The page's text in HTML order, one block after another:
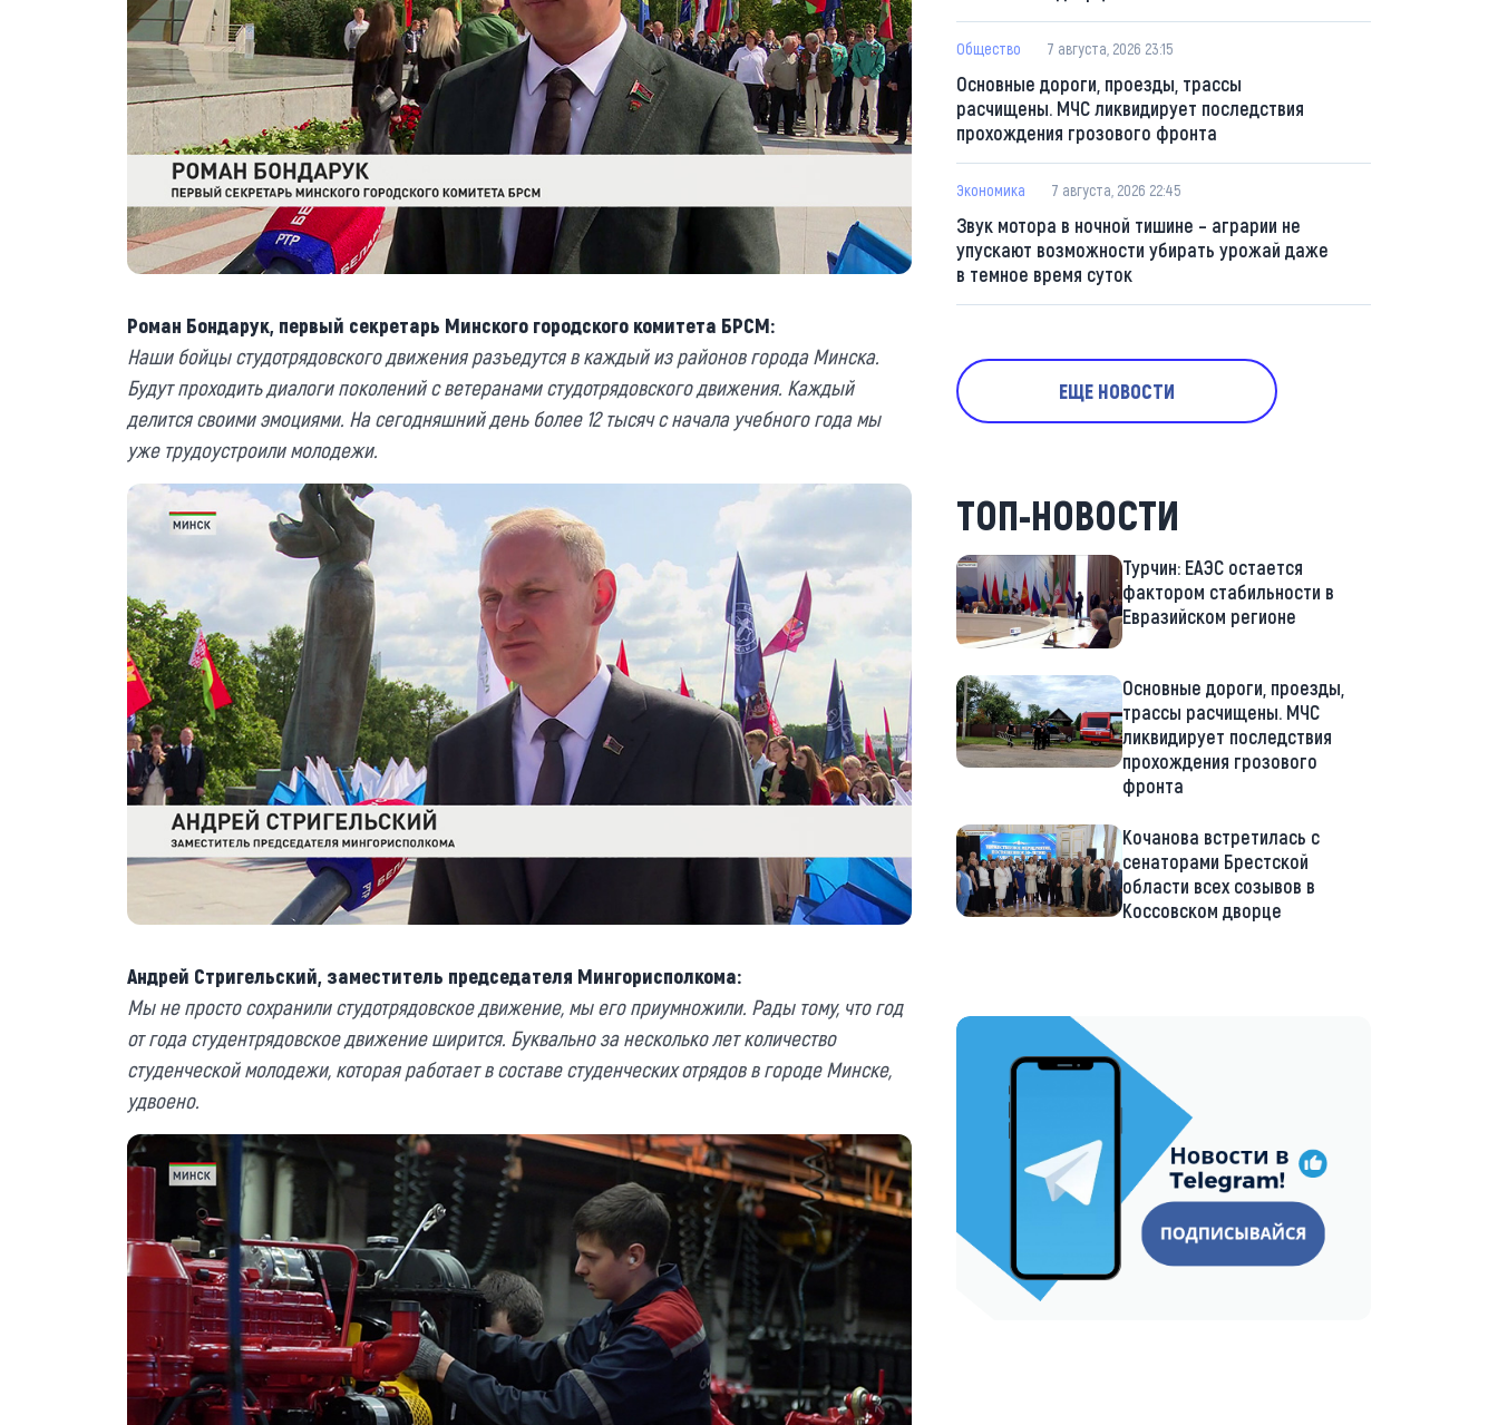
Роман Бондарук, первый секретарь Минского городского комитета БРСМ:
Наши бойцы студотрядовского движения разъедутся в каждый из районов города Минска.
Будут проходить диалоги поколений с ветеранами студотрядовского движения. Каждый
делится своими эмоциями. На сегодняшний день более 12 тысяч с начала учебного года мы
уже трудоустроили молодежи.
Андрей Стригельский, заместитель председателя Мингорисполкома:
Мы не просто сохранили студотрядовское движение, мы его приумножили. Рады тому, что год
от года студентрядовское движение ширится. Буквально за несколько лет количество
студенческой молодежи, которая работает в составе студенческих отрядов в городе Минске,
удвоено.
Общество 7 августа, 2026 23:15
Основные дороги, проезды, трассы
расчищены. МЧС ликвидирует последствия
прохождения грозового фронта
Экономика 7 августа, 2026 22:45
Звук мотора в ночной тишине – аграрии не
упускают возможности убирать урожай даже
в темное время суток
ЕЩЕ НОВОСТИ
ТОП-НОВОСТИ
Турчин: ЕАЭС остается
фактором стабильности в
Евразийском регионе
Основные дороги, проезды,
трассы расчищены. МЧС
ликвидирует последствия
прохождения грозового
фронта
Кочанова встретилась с
сенаторами Брестской
области всех созывов в
Коссовском дворце
https://t.me/minskctvby